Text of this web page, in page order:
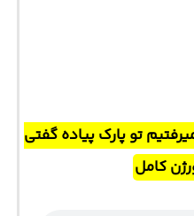
تو پارک پیاده گفتی
کامل